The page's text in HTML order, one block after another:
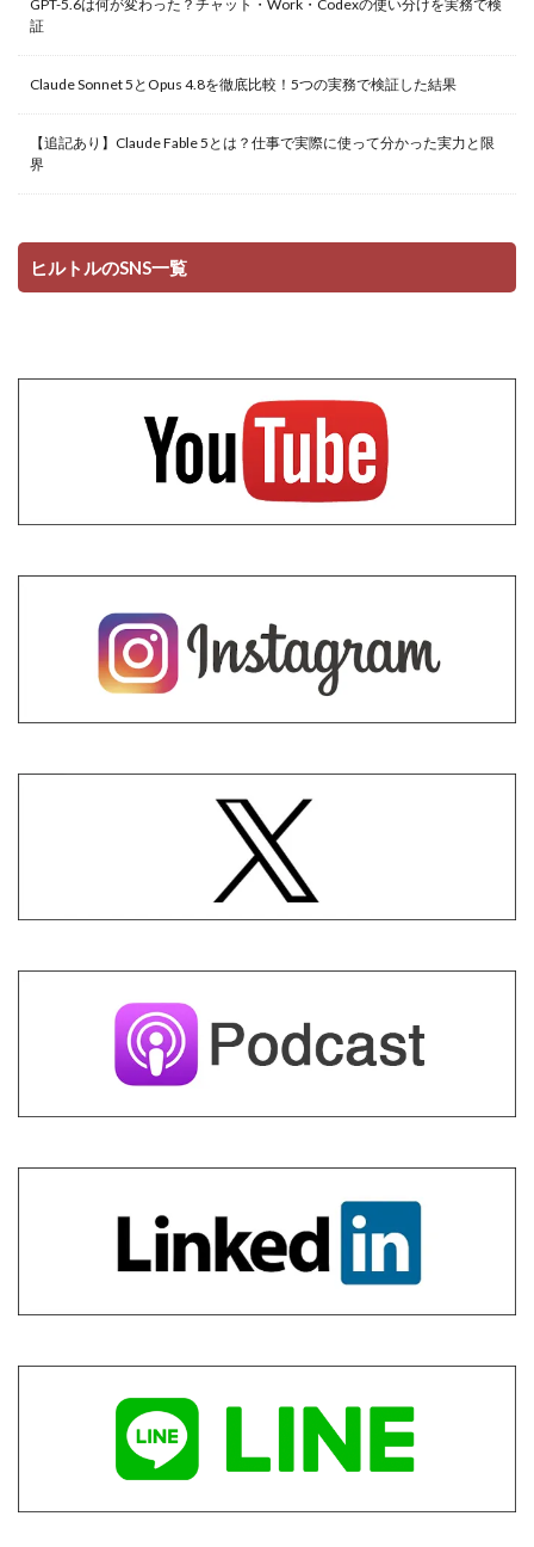
GPT-5.6は何が変わった？チャット・Work・Codexの使い分けを実務で検
証
Claude Sonnet 5とOpus 4.8を徹底比較！5つの実務で検証した結果
【追記あり】Claude Fable 5とは？仕事で実際に使って分かった実力と限
界
ヒルトルのSNS一覧